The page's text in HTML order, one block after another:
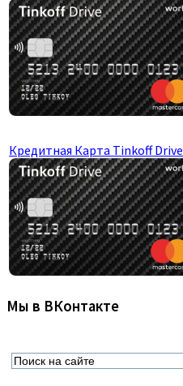
Кредитная Карта Tinkoff Drive
Мы в ВКонтакте